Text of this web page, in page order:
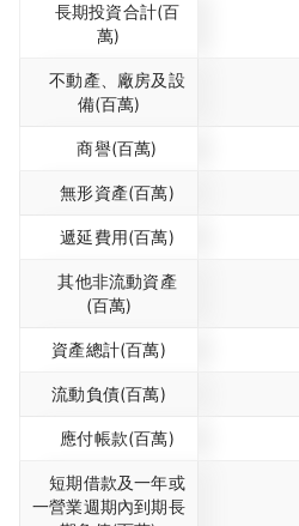
長期投資合計(百
萬)
不動產、廠房及設
備(百萬)
商譽(百萬)
無形資產(百萬)
遞延費用(百萬)
其他非流動資產
(百萬)
資產總計(百萬)
流動負債(百萬)
應付帳款(百萬)
短期借款及一年或
一營業週期內到期長